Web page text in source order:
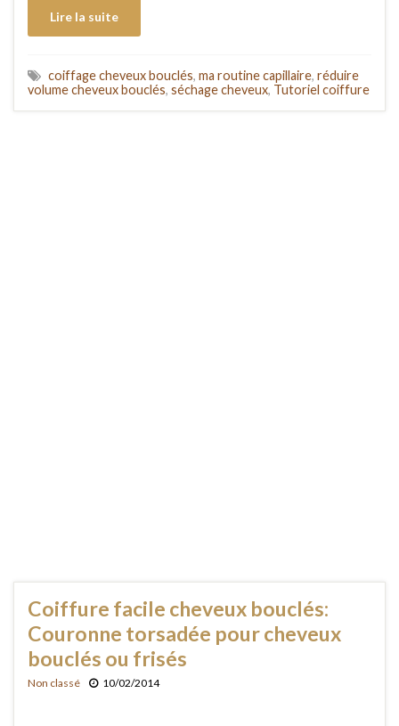
Lire la suite
coiffage cheveux bouclés, ma routine capillaire, réduire
volume cheveux bouclés, séchage cheveux, Tutoriel coiffure
Coiffure facile cheveux bouclés:
Couronne torsadée pour cheveux
bouclés ou frisés
Non classé 10/02/2014